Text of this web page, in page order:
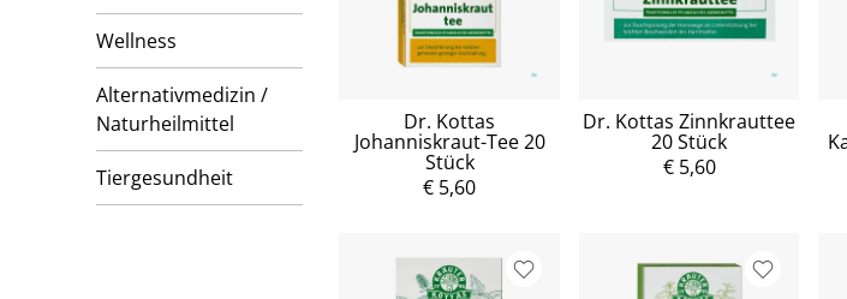
Wellness
Alternativmedizin /
Naturheilmittel
Tiergesundheit
Dr. Kottas
Johanniskraut-Tee 20
Stück
€ 5,60
Dr. Kottas Zinnkrauttee
20 Stück
€ 5,60